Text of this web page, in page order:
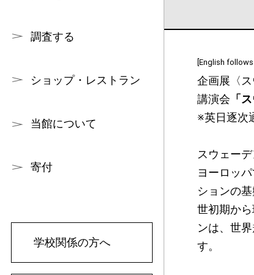
調査する
ショップ・レストラン
当館について
寄付
学校関係の方へ
[English
企画展〈
講演会 「
※英日逐次
スウェー
ヨーロッ
ションの
世初期か
ンは、世
す。